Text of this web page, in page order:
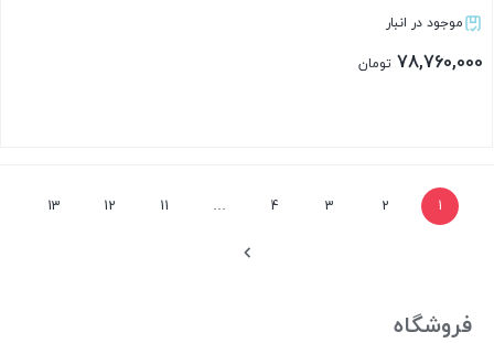
موجود در انبار
78,760,000 تومان
1
2
3
4
…
11
12
13
فروشگاه